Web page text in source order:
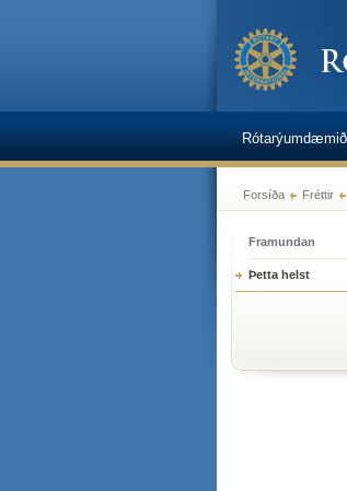
Forsíða Fréttir
Rótarýumdæmið
Framundan
Þetta helst